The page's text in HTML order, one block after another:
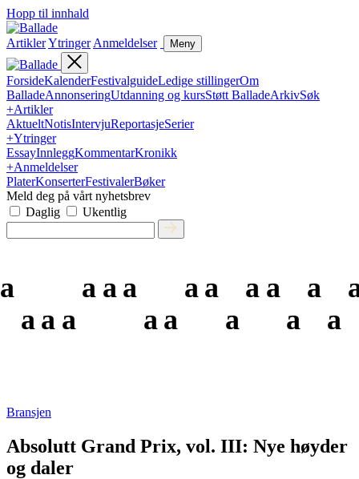
Hopp til innhald
ArtiklerYtringer Anmeldelser Meny
ForsideKalenderFestivalguideLedige stillingerOm
BalladeAnnonseringUtdanning og kursStøtt BalladeArkivSøk
+Artikler
AktueltNotisIntervjuReportasjeSerier
+Ytringer
EssayInnleggKommentarKronikk
+Anmeldelser
PlaterKonserterFestivalerBøker
Meld deg på vårt nyhetsbrev
Daglig
Ukentlig
a
a
a
Bransjen
Absolutt Grand Prix, vol. III: Nye høyder
og daler